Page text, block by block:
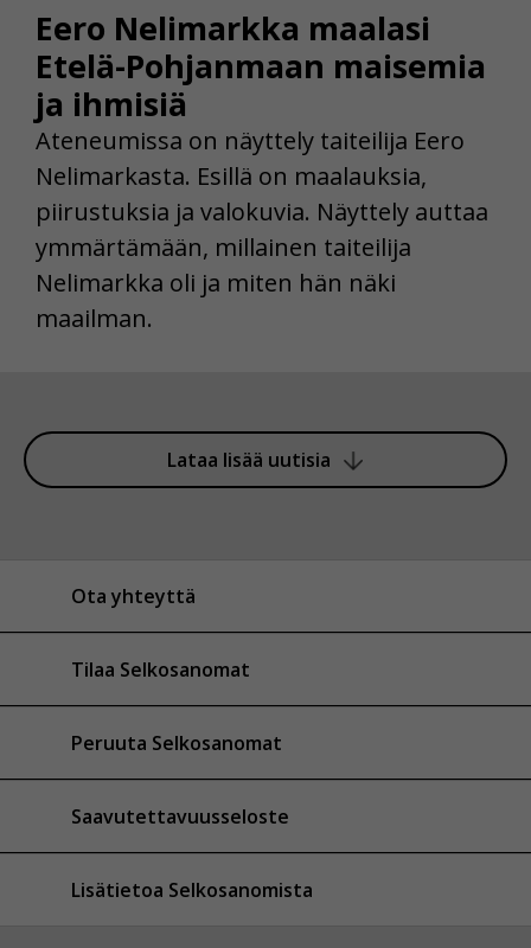
Eero Nelimarkka maalasi
Etelä-Pohjanmaan maisemia
ja ihmisiä
Ateneumissa on näyttely taiteilija Eero
Nelimarkasta. Esillä on maalauksia,
piirustuksia ja valokuvia. Näyttely auttaa
ymmärtämään, millainen taiteilija
Nelimarkka oli ja miten hän näki
maailman.
Lataa lisää uutisia
Ota yhteyttä
Tilaa Selkosanomat
Peruuta Selkosanomat
Saavutettavuusseloste
Lisätietoa Selkosanomista